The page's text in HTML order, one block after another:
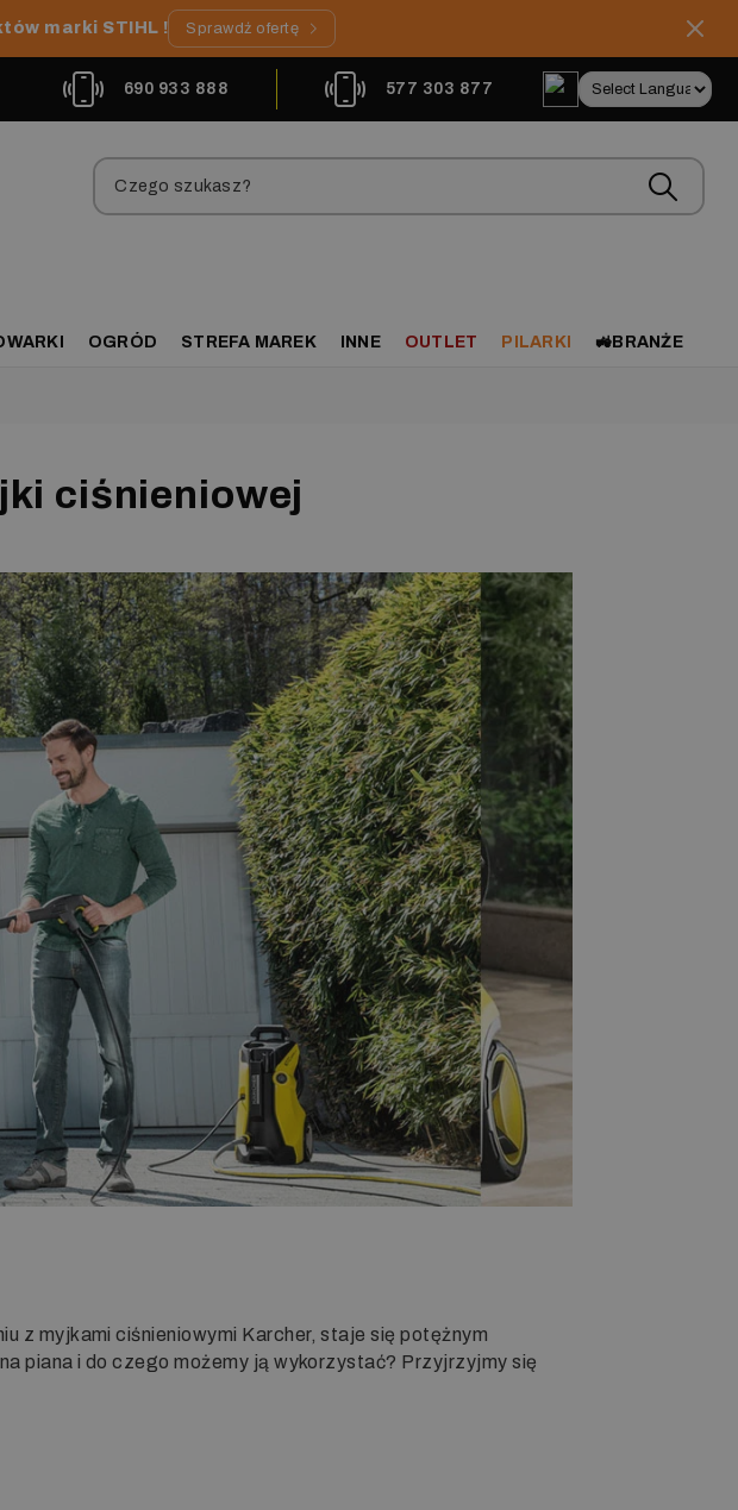
marki STIHL ! Sprawdź ofertę
690 933 888 577 303 877
OGRÓD STREFA MAREK INNE OUTLET PILARKI 🚜BRANŻE
ciśnieniowej
z myjkami ciśnieniowymi Karcher, staje się potężnym
piana i do czego możemy ją wykorzystać? Przyjrzyjmy się